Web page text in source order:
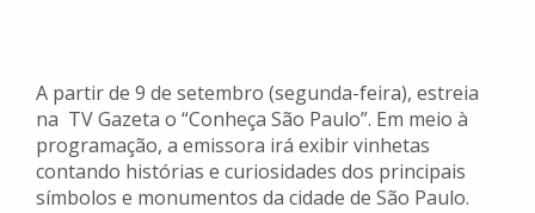
A partir de 9 de setembro (segunda-feira), estreia
na TV Gazeta o “Conheça São Paulo”. Em meio à
programação, a emissora irá exibir vinhetas
contando histórias e curiosidades dos principais
símbolos e monumentos da cidade de São Paulo.